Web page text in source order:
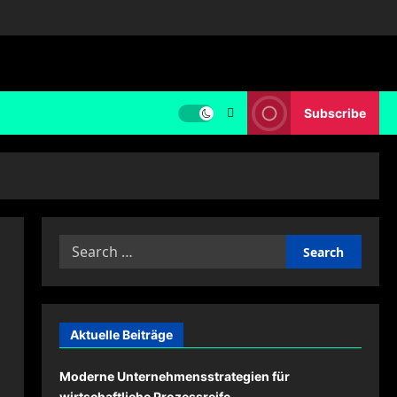
Subscribe
Search
Aktuelle Beiträge
Moderne Unternehmensstrategien für